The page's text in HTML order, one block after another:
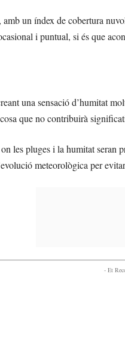
un índex de cobertura
i puntual, si és que
una sensació d’humitat
que no contribuirà
les pluges i la humitat seran
meteorològica per
- Et